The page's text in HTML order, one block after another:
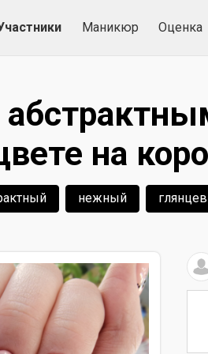
Маникюр Оценка
на
нежный